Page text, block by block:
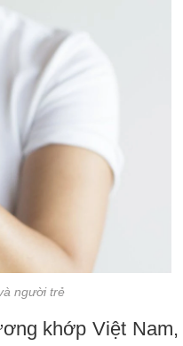
người trẻ
khớp Việt Nam,